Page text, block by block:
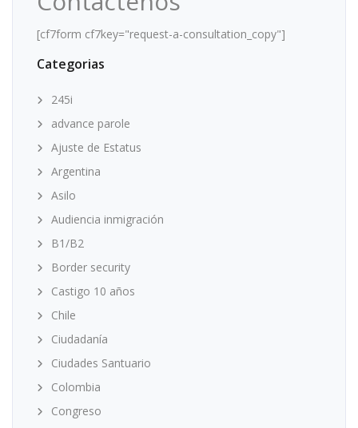
[cf7form cf7key="request-a-consultation_copy"]
Categorias
245i
advance parole
Ajuste de Estatus
Argentina
Asilo
Audiencia inmigración
B1/B2
Border security
Castigo 10 años
Chile
Ciudadanía
Ciudades Santuario
Colombia
Congreso